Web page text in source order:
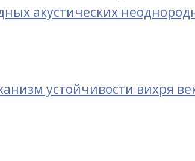
акустических
устойчивости вихря